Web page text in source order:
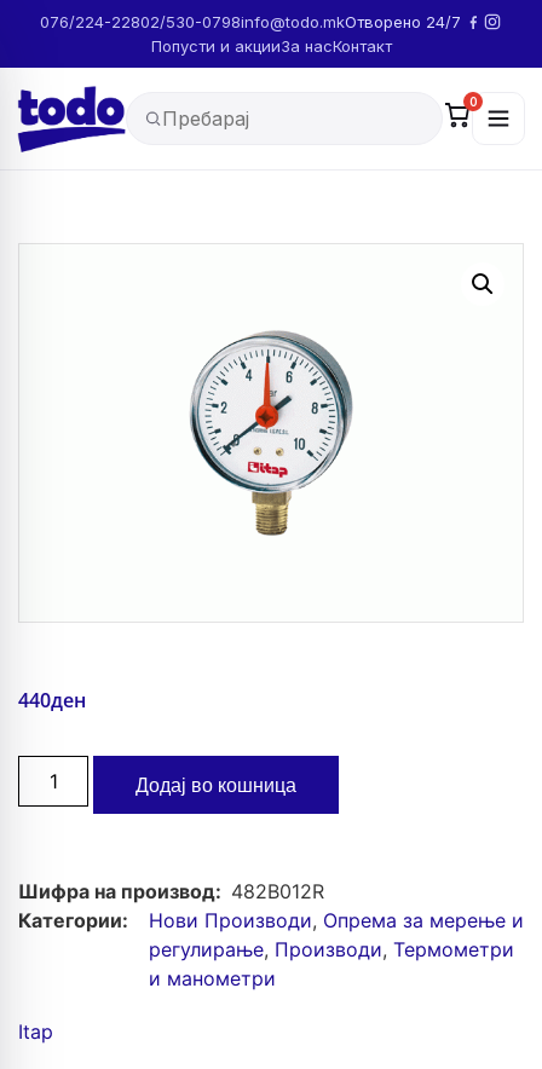
076/224-22802/530-0798info@todo.mkОтворено 24/7
Попусти и акцииЗа насКонтакт
0
440ден
Додај во кошница
Шифра на производ: 482B012R
Категории:
Нови Производи, Опрема за мерење и
регулирање, Производи, Термометри
и манометри
Itap